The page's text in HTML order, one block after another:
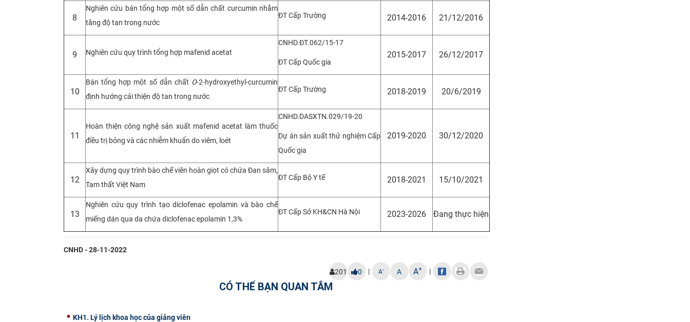
8
Nghiên cứu bán tổng hợp một số dẫn chất curcumin nhằm
tăng độ tan trong nước
ĐT Cấp Trường 2014-2016 21/12/2016
9 Nghiên cứu quy trình tổng hợp mafenid acetat
CNHD.ĐT.062/15-17
ĐT Cấp Quốc gia
2015-2017 26/12/2017
10
Bán tổng hợp một số dẫn chất O-2-hydroxyethyl-curcumin
định hướng cải thiện độ tan trong nước
ĐT Cấp Trường 2018-2019 20/6/2019
11
Hoàn thiện công nghệ sản xuất mafenid acetat làm thuốc
điều trị bỏng và các nhiễm khuẩn do viêm, loét
CNHD.DASXTN.029/19-20
Dự án sản xuất thử nghiệm Cấp
Quốc gia
2019-2020 30/12/2020
12
Xây dựng quy trình bào chế viên hoàn giọt có chứa Đan sâm,
Tam thất Việt Nam
ĐT Cấp Bộ Y tế 2018-2021 15/10/2021
13
Nghiên cứu quy trình tạo diclofenac epolamin và bào chế
miếng dán qua da chứa diclofenac epolamin 1,3%
ĐT Cấp Sở KH&CN Hà Nội 2023-2026 Đang thực hiện
CNHD - 28-11-2022
201 0 | A- A A+ |
CÓ THỂ BẠN QUAN TÂM
KH1. Lý lịch khoa học của giảng viên